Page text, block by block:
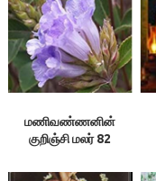
மணிவண்ணனின்
குறிஞ்சி மலர் 82